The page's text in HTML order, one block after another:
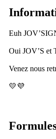
Euh
Oui JOV’S et
Venez nous
💛💜